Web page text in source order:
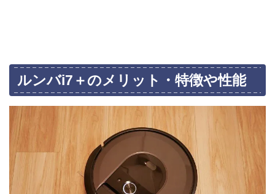
ルンバi7＋のメリット・特徴や性能